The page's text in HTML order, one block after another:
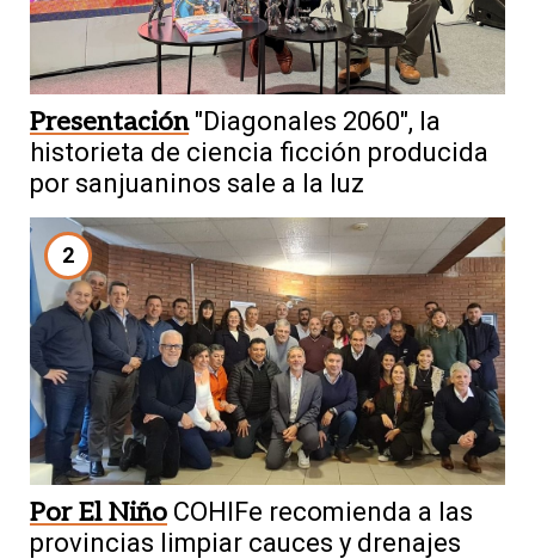
Presentación "Diagonales 2060", la
historieta de ciencia ficción producida
por sanjuaninos sale a la luz
2
Por El Niño COHIFe recomienda a las
provincias limpiar cauces y drenajes